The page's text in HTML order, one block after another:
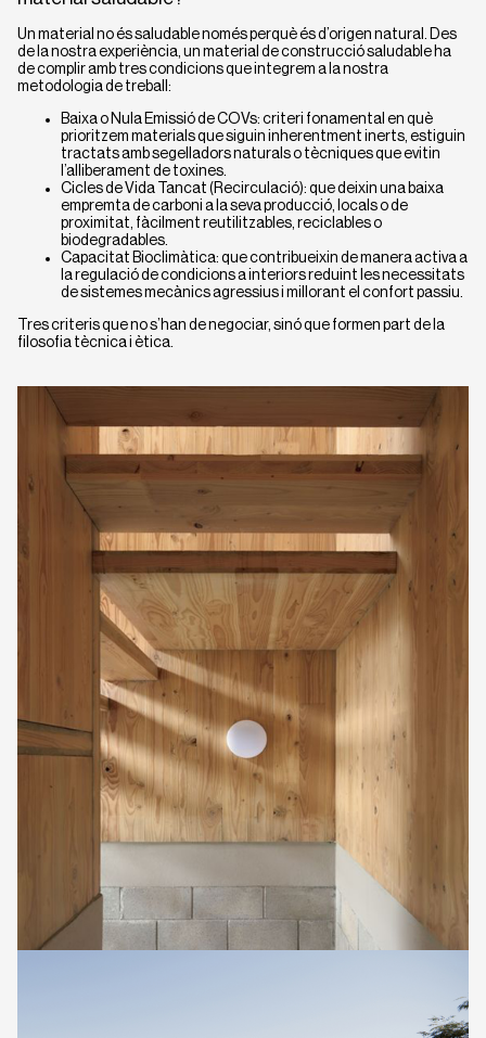
Un material no és saludable només perquè és d’origen natural. Des
de la nostra experiència, un material de construcció saludable ha
de complir amb tres condicions que integrem a la nostra
metodologia de treball:
Baixa o Nula Emissió de COVs: criteri fonamental en què
prioritzem materials que siguin inherentment inerts, estiguin
tractats amb segelladors naturals o tècniques que evitin
l’alliberament de toxines.
Cicles de Vida Tancat (Recirculació): que deixin una baixa
empremta de carboni a la seva producció, locals o de
proximitat, fàcilment reutilitzables, reciclables o
biodegradables.
Capacitat Bioclimàtica: que contribueixin de manera activa a
la regulació de condicions a interiors reduint les necessitats
de sistemes mecànics agressius i millorant el confort passiu.
Tres criteris que no s’han de negociar, sinó que formen part de la
filosofia tècnica i ètica.